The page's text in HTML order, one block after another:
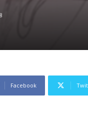
Facebook